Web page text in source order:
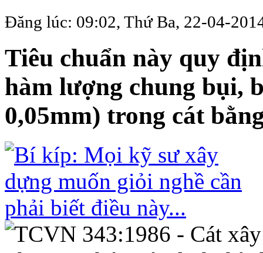
Đăng lúc: 09:02, Thứ Ba, 22-04-
Tiêu chuẩn này quy
hàm lượng chung bụi,
0,05mm) trong cát